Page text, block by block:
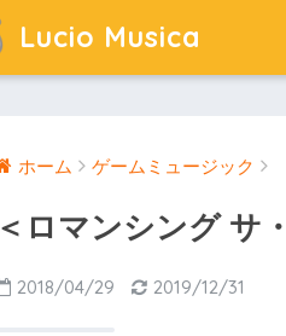
Lucio Musica
ホーム ゲームミュージック
＜ロマンシング サ
2018/04/29 2019/12/31